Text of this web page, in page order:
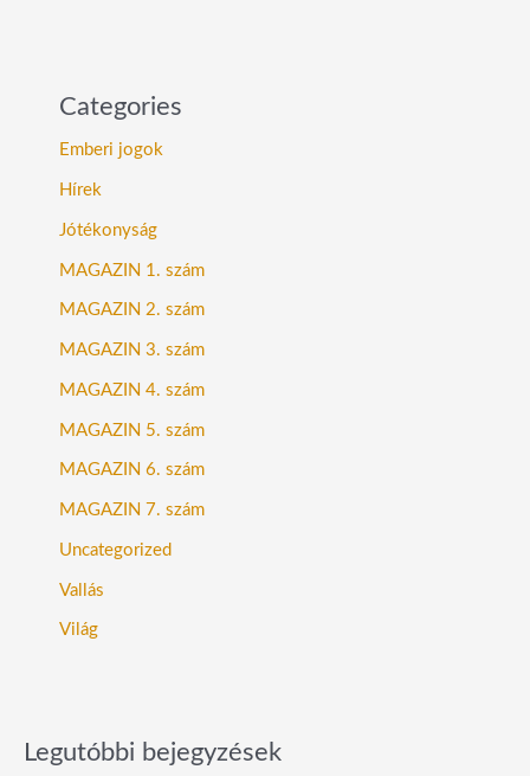
Categories
Emberi jogok
Hírek
Jótékonyság
MAGAZIN 1. szám
MAGAZIN 2. szám
MAGAZIN 3. szám
MAGAZIN 4. szám
MAGAZIN 5. szám
MAGAZIN 6. szám
MAGAZIN 7. szám
Uncategorized
Vallás
Világ
Legutóbbi bejegyzések